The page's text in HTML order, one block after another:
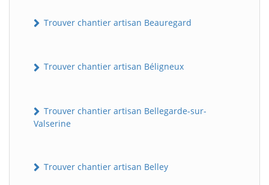
Trouver chantier artisan Beauregard
Trouver chantier artisan Béligneux
Trouver chantier artisan Bellegarde-sur-
Valserine
Trouver chantier artisan Belley